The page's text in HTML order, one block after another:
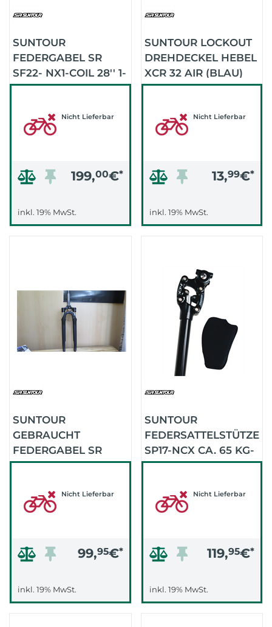
SUNTOUR
FEDERGABEL SR
SF22- NX1-COIL 28'' 1-
1/8, 63MM (SCHWARZ
Nicht Lieferbar
199,00€*
inkl. 19% MwSt.
SUNTOUR LOCKOUT
DREHDECKEL HEBEL
XCR 32 AIR (BLAU)
Nicht Lieferbar
13,99€*
inkl. 19% MwSt.
SUNTOUR
GEBRAUCHT
FEDERGABEL SR
SF14 NEX 28" E25
Nicht Lieferbar
99,95€*
inkl. 19% MwSt.
SUNTOUR
FEDERSATTELSTÜTZE
SP17-NCX CA. 65 KG-
95 KG 30,9 (.)
Nicht Lieferbar
119,95€*
inkl. 19% MwSt.